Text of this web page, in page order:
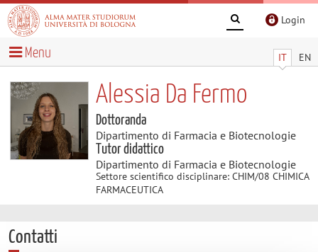
Login
IT EN
Menu
Alessia Da Fermo
Dottoranda
Dipartimento di Farmacia e Biotecnologie
Tutor didattico
Dipartimento di Farmacia e Biotecnologie
Settore scientifico disciplinare: CHIM/08 CHIMICA
FARMACEUTICA
Contatti